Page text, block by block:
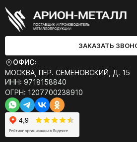
ЗАКАЗАТЬ
ОФИС:
МОСКВА, ПЕР. СЕМЁНОВСКИЙ, Д. 15
ИНН: 9718158840
ОГРН: 1207700238910